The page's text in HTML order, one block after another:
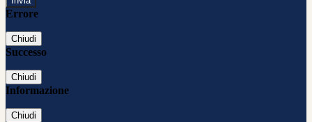
Errore
Chiudi
Successo
Chiudi
Informazione
Chiudi